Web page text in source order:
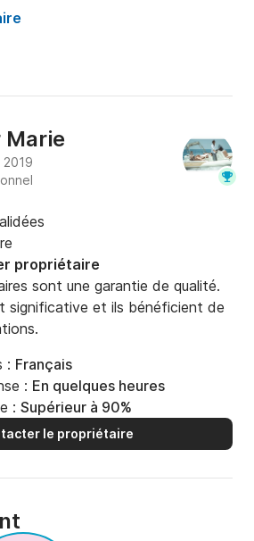
Marie
propriétaire
sont une garantie de qualité.
significative et ils bénéficient de
: Français
: En quelques heures
: Supérieur à 90%
le propriétaire